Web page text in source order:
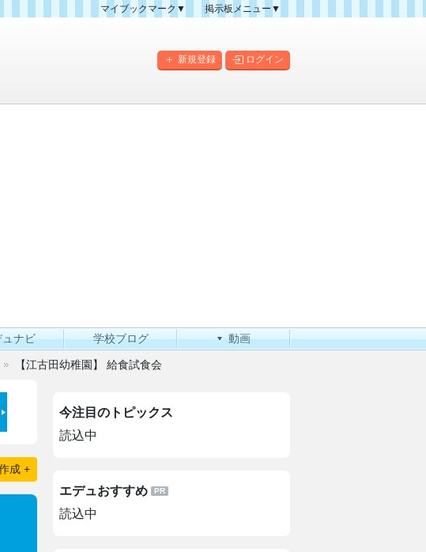
マイブックマーク▼
掲示板メニュー▼
掲示板マップ
新規登録 ログイン
ナビ 学校ブログ 動画
【江古田幼稚園】 給食試食会
成 +
今注目のトピックス
読込中
エデュおすすめ
読込中